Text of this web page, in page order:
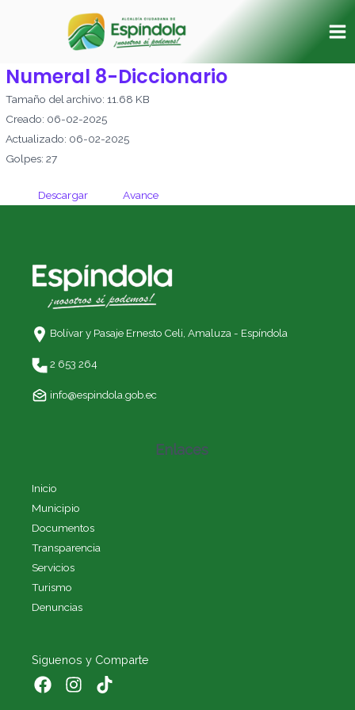
Numeral 8-Diccionario
Tamaño del archivo: 11.68 KB
Creado: 06-02-2025
Actualizado: 06-02-2025
Golpes: 27
Descargar Avance
Bolívar y Pasaje Ernesto Celi, Amaluza - Espíndola
2 653 264
info@espindola.gob.ec
Enlaces
Inicio
Municipio
Documentos
Transparencia
Servicios
Turismo
Denuncias
Siguenos y Comparte